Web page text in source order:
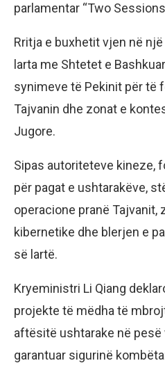
parlamentar “Two
Rritja e buxhetit vjen në
larta me Shtetet e
synimeve të Pekinit për të
Tajvanin dhe zonat e
Jugore.
Sipas autoriteteve kineze,
për pagat e ushtarakëve,
operacione pranë Tajvanit,
kibernetike dhe blerjen e
së lartë.
Kryeministri Li Qiang
projekte të mëdha të
aftësitë ushtarake në
garantuar sigurinë